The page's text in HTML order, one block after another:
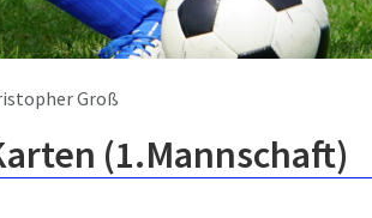
Groß
(1.Mannschaft)